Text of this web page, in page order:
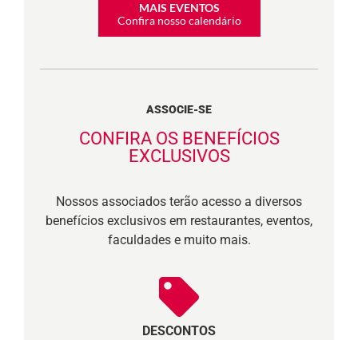
MAIS EVENTOS
Confira nosso calendário
ASSOCIE-SE
CONFIRA OS BENEFÍCIOS
EXCLUSIVOS
Nossos associados terão acesso a diversos
benefícios exclusivos em restaurantes, eventos,
faculdades e muito mais.
DESCONTOS